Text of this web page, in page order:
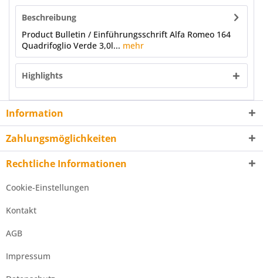
Beschreibung
Product Bulletin / Einführungsschrift Alfa Romeo 164
Quadrifoglio Verde 3,0l... mehr
Highlights
Information
Zahlungsmöglichkeiten
Rechtliche Informationen
Cookie-Einstellungen
Kontakt
AGB
Impressum